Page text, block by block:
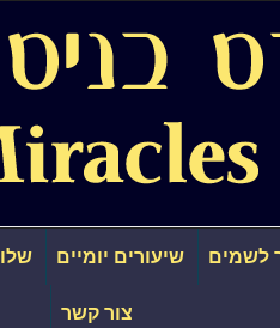
לשמים שיעורים יומיים
צור קשר